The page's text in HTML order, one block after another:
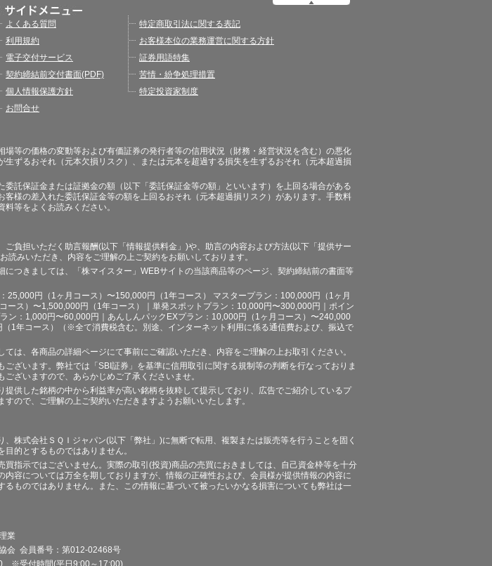
よくある質問
利用規約
電子交付サービス
契約締結前交付書面(PDF)
個人情報保護方針
お問合せ
特定商取引法に関する表記
お客様本位の業務運営に関する方針
証券用語特集
苦情・紛争処理措置
特定投資家制度
等の価格の変動等および有価証券の発行者等の信用状況（財務・経営状況を含む）の悪化
ずるおそれ（元本欠損リスク）、または元本を超過する損失を生ずるおそれ（元本超過損
託保証金または証拠金の額（以下「委託保証金等の額」といいます）を上回る場合がある
様の差入れた委託保証金等の額を上回るおそれ（元本超過損リスク）があります。手数料
等をよくお読みください。
負担いただく助言報酬(以下「情報提供料金」)や、助言の内容および方法(以下「提供サー
みいただき、内容をご理解の上ご契約をお願いしております。
つきましては、「株マイスター」WEBサイトの当該商品等のページ、契約締結前の書面等
円（1ヶ月コース）〜150,000円（1年コース） マスタープラン：100,000円（1ヶ月
ス）〜1,500,000円（1年コース）｜単発スポットプラン：10,000円〜300,000円｜ポイン
ン：1,000円〜60,000円｜あんしんパックEXプラン：10,000円（1ヶ月コース）〜240,000
1年コース）（※全て消費税含む。別途、インターネット利用に係る通信費および、振込で
は、各商品の詳細ページにて事前にご確認いただき、内容をご理解の上お取引ください。
ざいます。弊社では「SBI証券」を基準に信用取引に関する規制等の判断を行なっておりま
ざいますので、あらかじめご了承くださいませ。
供した銘柄の中から利益率が高い銘柄を抜粋して提示しており、広告でご紹介しているプ
ので、ご理解の上ご契約いただきますようお願いいたします。
株式会社ＳＱＩジャパン(以下「弊社」)に無断で転用、複製または販売等を行うことを固く
的とするものではありません。
指示ではございません。実際の取引(投資)商品の売買におきましては、自己資金枠等を十分
容については万全を期しておりますが、情報の正確性および、会員様が提供情報の内容に
ものではありません。また、この情報に基づいて被ったいかなる損害についても弊社は一
業
会 会員番号：第012-02468号
※受付時間(平日9:00～17:00)